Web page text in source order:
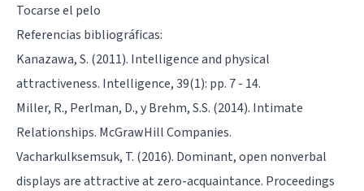
Tocarse el pelo
Referencias bibliográficas:
Kanazawa, S. (2011). Intelligence and physical
attractiveness. Intelligence, 39(1): pp. 7 - 14.
Miller, R., Perlman, D., y Brehm, S.S. (2014). Intimate
Relationships. McGrawHill Companies.
Vacharkulksemsuk, T. (2016). Dominant, open nonverbal
displays are attractive at zero-acquaintance. Proceedings